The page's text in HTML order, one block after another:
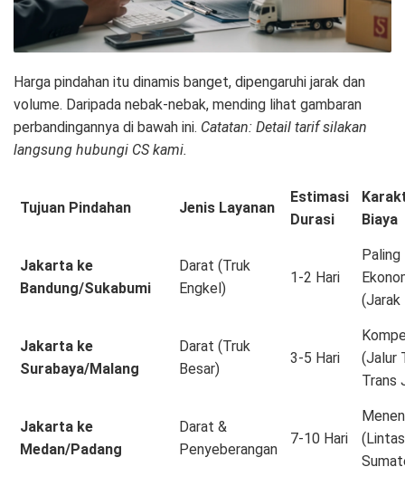
Harga pindahan itu dinamis banget, dipengaruhi jarak dan
volume. Daripada nebak-nebak, mending lihat gambaran
perbandingannya di bawah ini. Catatan: Detail tarif silakan
langsung hubungi CS kami.
Tujuan Pindahan Jenis Layanan
Estimasi
Durasi
Biaya
Jakarta ke
Bandung/Sukabumi
Darat (Truk
Engkel)
1-2 Hari
Paling
(Jarak
Jakarta ke
Surabaya/Malang
Darat (Truk
Besar)
3-5 Hari
(Jalur
Trans
Jakarta ke
Medan/Padang
Darat &
Penyeberangan
7-10 Hari
(Lintas